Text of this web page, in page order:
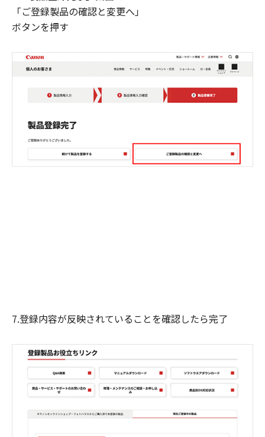
「ご登録製品の確認と変更へ」
ボタンを押す
7.登録内容が反映されていることを確認したら完了